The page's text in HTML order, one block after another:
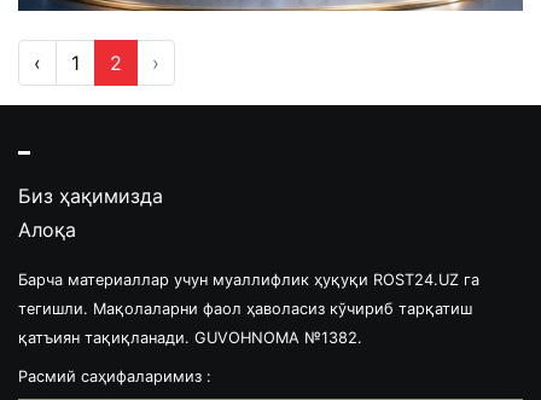
‹ 1 2 ›
Биз ҳақимизда
Алоқа
Барча материаллар учун муаллифлик ҳуқуқи ROST24.UZ га
тегишли. Мақолаларни фаол ҳаволасиз кўчириб тарқатиш
қатъиян тақиқланади. GUVOHNOMA №1382.
Расмий саҳифаларимиз :